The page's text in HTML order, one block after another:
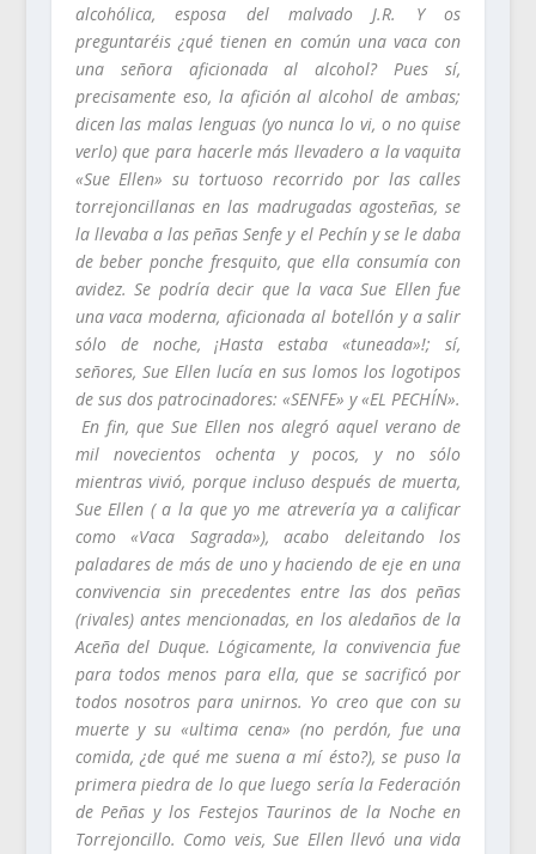
alcohólica, esposa del malvado J.R. Y os
preguntaréis ¿qué tienen en común una vaca con
una señora aficionada al alcohol? Pues sí,
precisamente eso, la afición al alcohol de ambas;
dicen las malas lenguas (yo nunca lo vi, o no quise
verlo) que para hacerle más llevadero a la vaquita
«Sue Ellen» su tortuoso recorrido por las calles
torrejoncillanas en las madrugadas agosteñas, se
la llevaba a las peñas Senfe y el Pechín y se le daba
de beber ponche fresquito, que ella consumía con
avidez. Se podría decir que la vaca Sue Ellen fue
una vaca moderna, aficionada al botellón y a salir
sólo de noche, ¡Hasta estaba «tuneada»!; sí,
señores, Sue Ellen lucía en sus lomos los logotipos
de sus dos patrocinadores: «SENFE» y «EL PECHÍN».
En fin, que Sue Ellen nos alegró aquel verano de
mil novecientos ochenta y pocos, y no sólo
mientras vivió, porque incluso después de muerta,
Sue Ellen ( a la que yo me atrevería ya a calificar
como «Vaca Sagrada»), acabo deleitando los
paladares de más de uno y haciendo de eje en una
convivencia sin precedentes entre las dos peñas
(rivales) antes mencionadas, en los aledaños de la
Aceña del Duque. Lógicamente, la convivencia fue
para todos menos para ella, que se sacrificó por
todos nosotros para unirnos. Yo creo que con su
muerte y su «ultima cena» (no perdón, fue una
comida, ¿de qué me suena a mí ésto?), se puso la
primera piedra de lo que luego sería la Federación
de Peñas y los Festejos Taurinos de la Noche en
Torrejoncillo. Como veis, Sue Ellen llevó una vida